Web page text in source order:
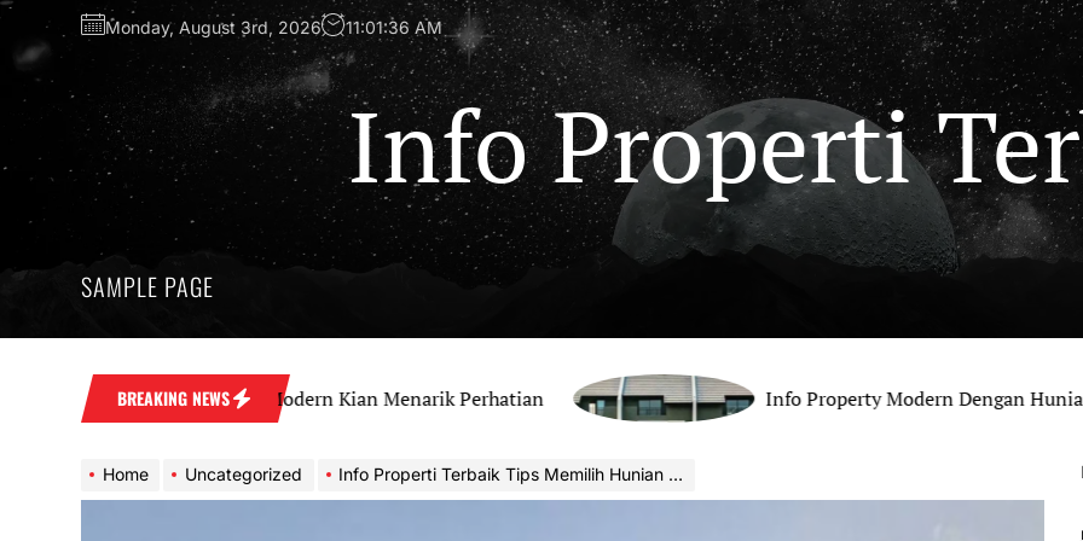
Skip
the
content
Monday, August 3rd, 2026 11:01:37 AM
Info Properti
SAMPLE PAGE
BREAKING NEWS
Apartemen Modern Kian Menarik Perhatian Info Property Modern Dengan Hunian Nyaman
Home Uncategorized Info Properti Terbaik Tips Memilih Hunian Nyaman Modern